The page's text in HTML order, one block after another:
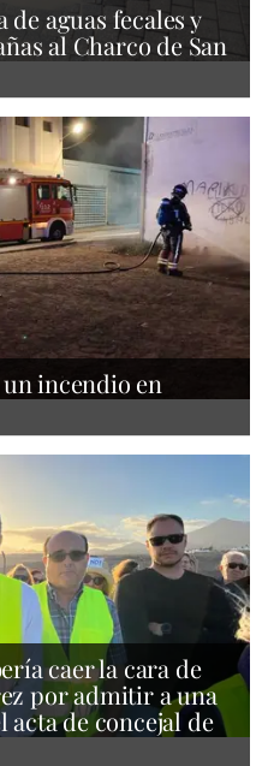
aguas fecales y
al Charco de San
incendio en
caer la cara de
por admitir a una
acta de concejal de